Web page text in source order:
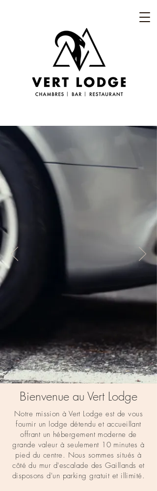
Bienvenue au Vert Lodge
Notre mission à Vert Lodge est de vous
fournir un lodge détendu et accueillant
offrant un hébergement moderne de
grande valeur à seulement 10 minutes à
pied du centre. Nous sommes situés à
côté du mur d'escalade des Gaillands et
disposons d'un parking gratuit et illimité.